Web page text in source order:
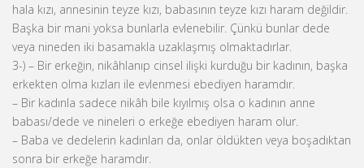
hala kızı, annesinin teyze kızı, babasının teyze kızı haram değildir.
Başka bir mani yoksa bunlarla evlenebilir. Çünkü bunlar dede
veya nineden iki basamakla uzaklaşmış olmaktadırlar.
3-) – Bir erkeğin, nikâhlanıp cinsel ilişki kurduğu bir kadının, başka
erkekten olma kızları ile evlenmesi ebediyen haramdır.
– Bir kadınla sadece nikâh bile kıyılmış olsa o kadının anne
babası/dede ve nineleri o erkeğe ebediyen haram olur.
– Baba ve dedelerin kadınları da, onlar öldükten veya boşadıktan
sonra bir erkeğe haramdır.